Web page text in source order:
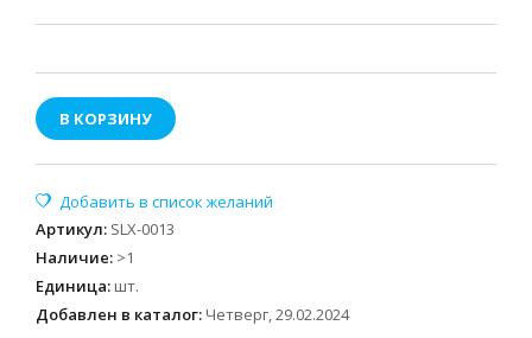
В КОРЗИНУ
Артикул: SLX-0013
Наличие: >1
Единица: шт.
Добавлен в каталог: Четверг, 29.02.2024